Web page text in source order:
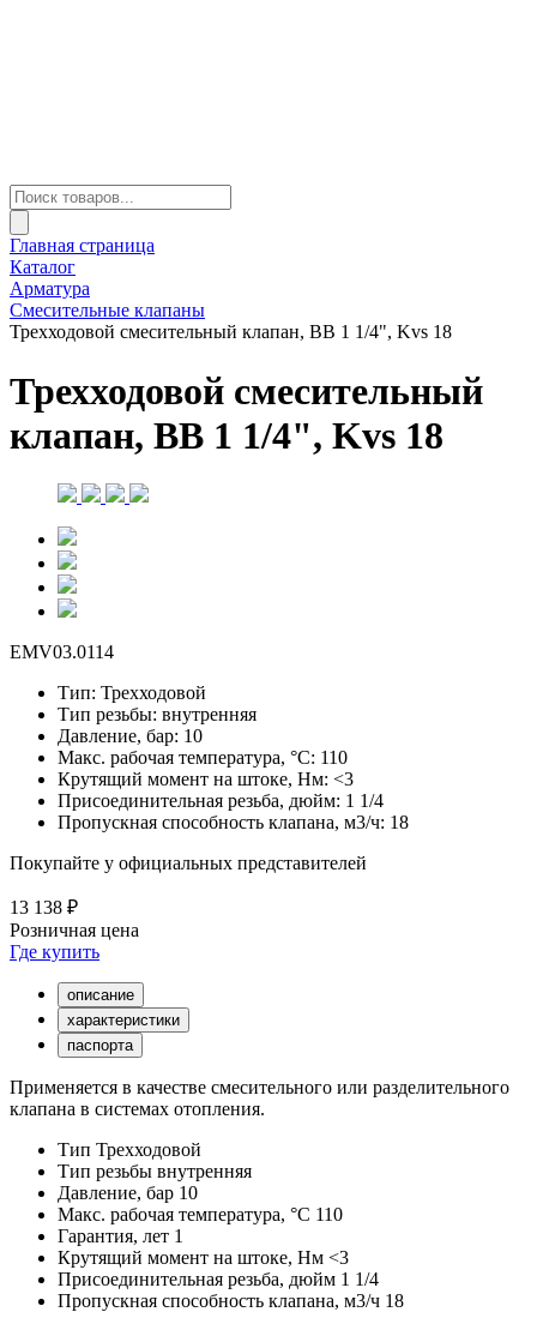
Главная страница
Каталог
Арматура
Смесительные клапаны
Трехходовой смесительный клапан, ВВ 1 1/4", Kvs 18
Трехходовой смесительный
клапан, ВВ 1 1/4", Kvs 18
EMV03.0114
Тип: Трехходовой
Тип резьбы: внутренняя
Давление, бар: 10
Макс. рабочая температура, °С: 110
Крутящий момент на штоке, Нм: <3
Присоединительная резьба, дюйм: 1 1/4
Пропускная способность клапана, м3/ч: 18
Покупайте у официальных представителей
13 138 ₽
Розничная цена
Где купить
описание
характеристики
паспорта
Применяется в качестве смесительного или разделительного
клапана в системах отопления.
Тип Трехходовой
Тип резьбы внутренняя
Давление, бар 10
Макс. рабочая температура, °С 110
Гарантия, лет 1
Крутящий момент на штоке, Нм <3
Присоединительная резьба, дюйм 1 1/4
Пропускная способность клапана, м3/ч 18